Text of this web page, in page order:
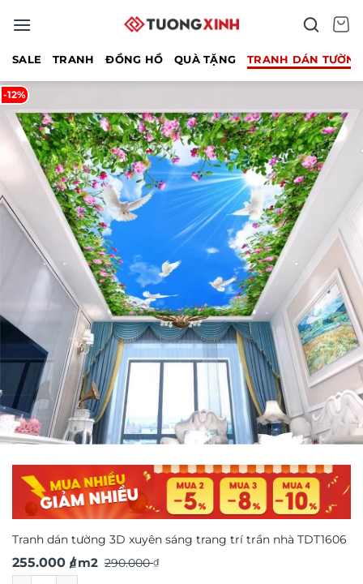
qua
SALE TRANH ĐỒNG HỒ QUÀ TẶNG TRANH DÁN
-12%
Tranh dán tường 3D xuyên sáng trang trí trần nhà TDT1606
290.000₫
Giá
255.000 ₫
Giá
/ m2